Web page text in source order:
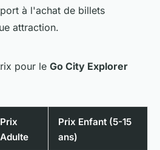
à l'achat de billets
attraction.
pour le Go City Explorer
Prix
Adulte
Prix Enfant (5-15
ans)